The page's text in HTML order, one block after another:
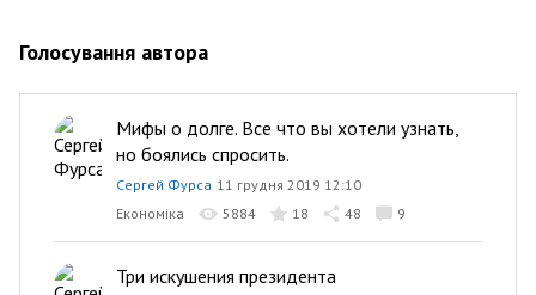
Голосування автора
Мифы о долге. Все что вы хотели узнать,
но боялись спросить.
Сергей Фурса 11 грудня 2019 12:10
Економіка
5884 18 48 9
Три искушения президента